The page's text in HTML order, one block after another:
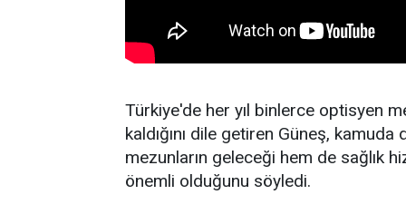
Türkiye'de her yıl binlerce optisyen
kaldığını dile getiren Güneş,
mezunların geleceği hem de sağlık
önemli olduğunu söyledi.